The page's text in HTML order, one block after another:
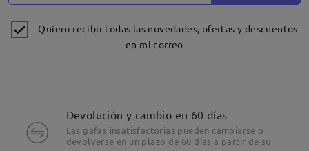
Quiero recibir todas las novedades, ofertas y descuentos
en mi correo
Devolución y cambio en 60 días
Las gafas insatisfactorias pueden cambiarse o
devolverse en un plazo de 60 días a partir de su